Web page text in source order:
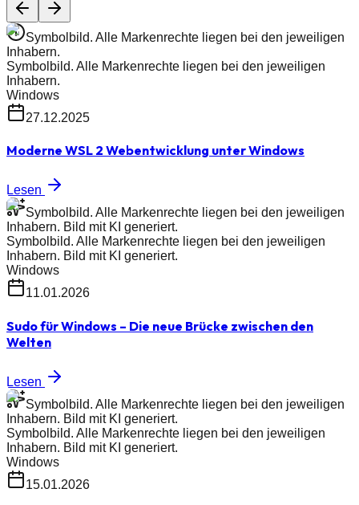
Symbolbild. Alle Markenrechte liegen bei den jeweiligen
Inhabern.
Symbolbild. Alle Markenrechte liegen bei den jeweiligen
Inhabern.
Windows
27.12.2025
Moderne WSL 2 Webentwicklung unter Windows
Lesen
Symbolbild. Alle Markenrechte liegen bei den jeweiligen
Inhabern. Bild mit KI generiert.
Symbolbild. Alle Markenrechte liegen bei den jeweiligen
Inhabern. Bild mit KI generiert.
Windows
11.01.2026
Sudo für Windows – Die neue Brücke zwischen den
Welten
Lesen
Symbolbild. Alle Markenrechte liegen bei den jeweiligen
Inhabern. Bild mit KI generiert.
Symbolbild. Alle Markenrechte liegen bei den jeweiligen
Inhabern. Bild mit KI generiert.
Windows
15.01.2026